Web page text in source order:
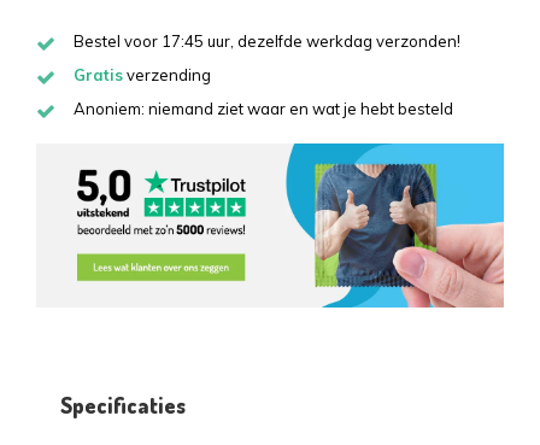
Bestel voor 17:45 uur, dezelfde werkdag verzonden!
Gratisverzending
Anoniem: niemand ziet waar en wat je hebt besteld
Specificaties